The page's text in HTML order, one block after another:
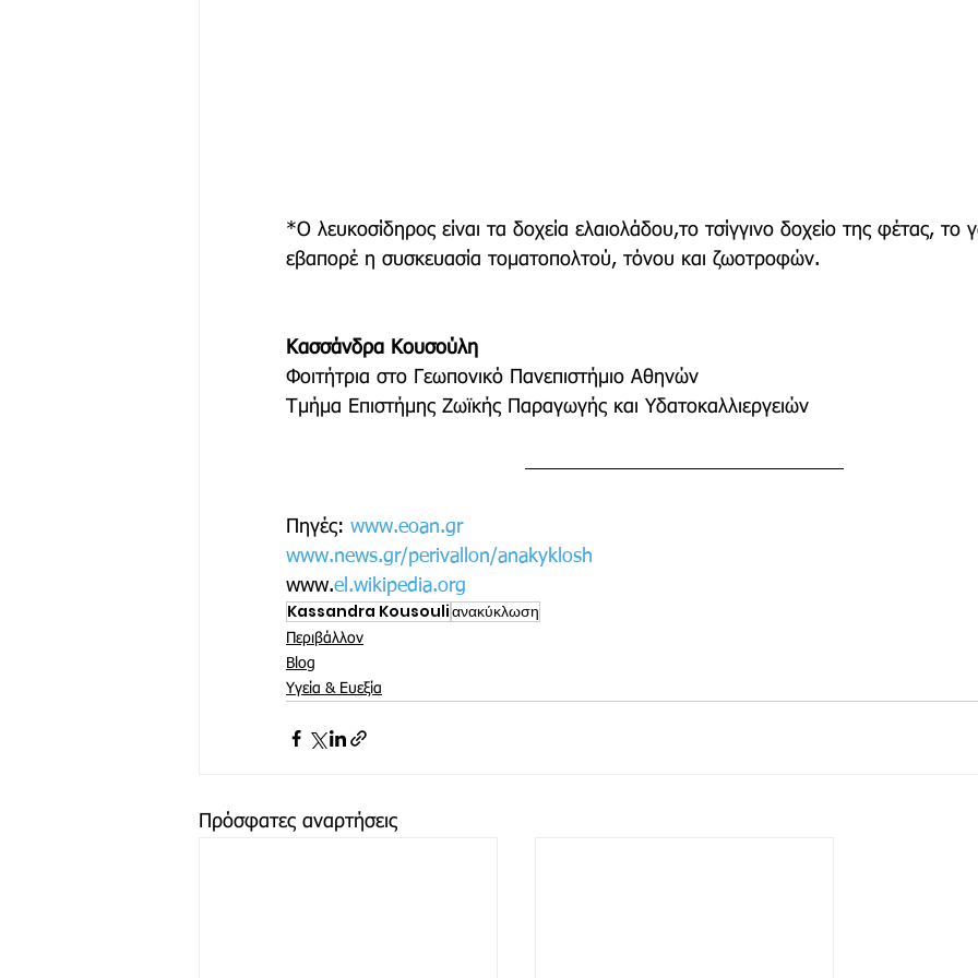
*Ο λευκοσίδηρος είναι τα δοχεία ελαιολάδου,το τσίγγινο δοχείο της φέτας, το
εβαπορέ η συσκευασία τοματοπολτού, τόνου και ζωοτροφών.
Κασσάνδρα Κουσούλη
Φοιτήτρια στο Γεωπονικό Πανεπιστήμιο Αθηνών
Τμήμα Επιστήμης Ζωϊκής Παραγωγής και Υδατοκαλλιεργειών
Πηγές: www.eoan.gr
www.news.gr/perivallon/anakyklosh
www.el.wikipedia.org
Kassandra Kousouliανακύκλωση
Περιβάλλον
Blog
Υγεία & Ευεξία
Πρόσφατες αναρτήσεις